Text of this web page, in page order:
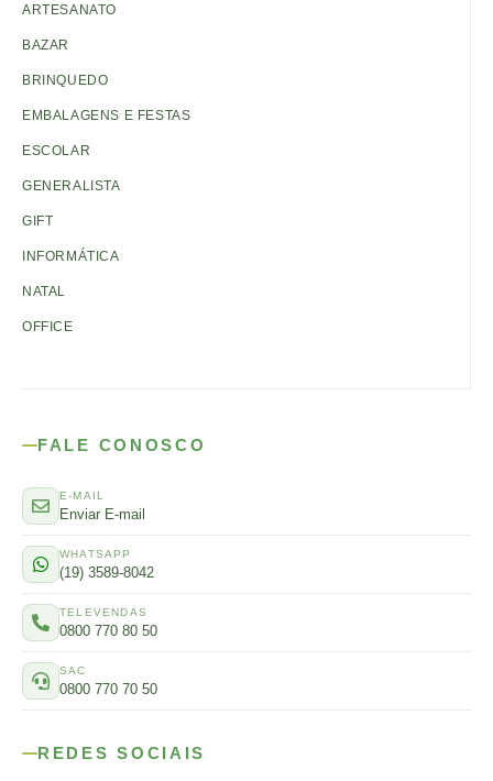
ARTESANATO
BAZAR
BRINQUEDO
EMBALAGENS E FESTAS
ESCOLAR
GENERALISTA
GIFT
INFORMÁTICA
NATAL
OFFICE
FALE CONOSCO
E-MAIL
Enviar E-mail
WHATSAPP
(19) 3589-8042
TELEVENDAS
0800 770 80 50
SAC
0800 770 70 50
REDES SOCIAIS